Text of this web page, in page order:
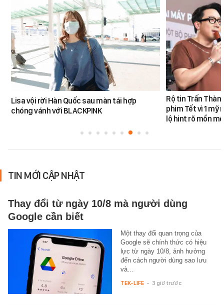
Lisa vội rời Hàn Quốc sau màn tái hợp
chóng vánh với BLACKPINK
Rộ tin Trấn
phim Tết vì 1 mỹ
lộ hint rõ mồn
TIN MỚI CẬP NHẬT
Thay đổi từ ngày 10/8 mà người dùng
Google cần biết
Một thay đổi quan trọng của
Google sẽ chính thức có hiệu
lực từ ngày 10/8, ảnh hưởng
đến cách người dùng sao lưu
và…
TEK-LIFE - 3 giờ trước